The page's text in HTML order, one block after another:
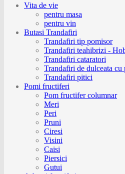
Vita de vie
pentru masa
pentru vin
Butasi Trandafiri
Trandafiri tip pomisor
Trandafiri teahibrizi -
Trandafiri cataratori
Trandafiri de dulceata cu
Trandafiri pitici
Pomi fructiferi
Pom fructifer columnar
Meri
Peri
Pruni
Ciresi
Visini
Caisi
Piersici
Gutui